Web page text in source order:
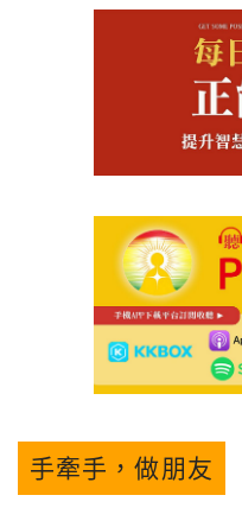
手牽手，做朋友